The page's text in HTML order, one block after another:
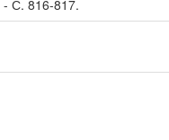
С. 816-817.